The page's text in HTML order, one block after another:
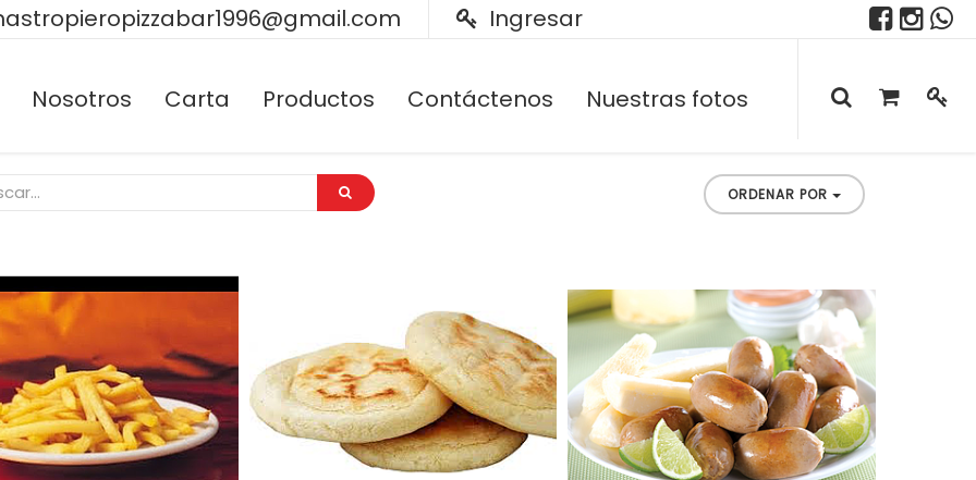
Ingresar
Nosotros Carta Productos Contáctenos Nuestras fotos
ORDENAR POR